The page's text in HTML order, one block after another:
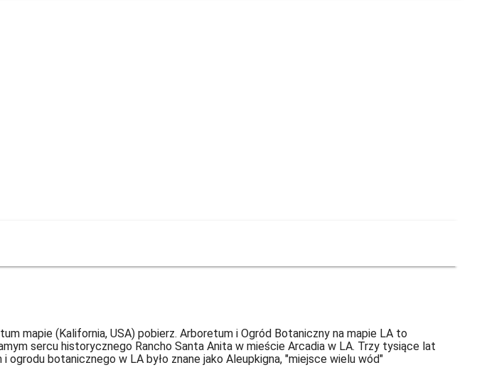
mapie (Kalifornia, USA) pobierz. Arboretum i Ogród Botaniczny na mapie LA to
sercu historycznego Rancho Santa Anita w mieście Arcadia w LA. Trzy tysiące lat
botanicznego w LA było znane jako Aleupkigna, "miejsce wielu wód"